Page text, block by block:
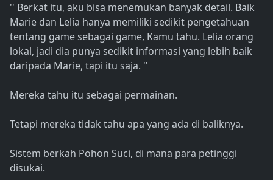
'' Berkat itu, aku bisa menemukan banyak detail. Baik
Marie dan Lelia hanya memiliki sedikit pengetahuan
tentang game sebagai game, Kamu tahu. Lelia orang
lokal, jadi dia punya sedikit informasi yang lebih baik
daripada Marie, tapi itu saja. ''
Mereka tahu itu sebagai permainan.
Tetapi mereka tidak tahu apa yang ada di baliknya.
Sistem berkah Pohon Suci, di mana para petinggi
disukai.